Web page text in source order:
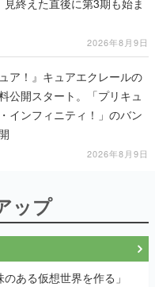
見終えた直後に第3期も始ま
2026年8月9日
ア！』キュアエクレールの
公開スタート。「プリキュ
インフィニティ！」のバン
2026年8月9日
ップ
のある仮想世界を作る」